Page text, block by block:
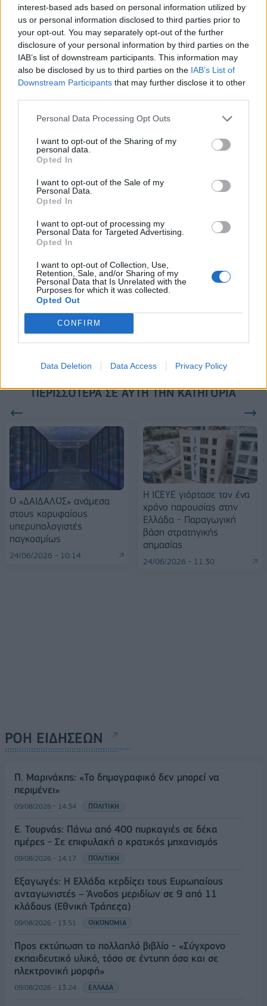
interest-based ads based on personal information utilized by
us or personal information disclosed to third parties prior to
your opt-out. You may separately opt-out of the further
disclosure of your personal information by third parties on the
IAB’s list of downstream participants. This information may
also be disclosed by us to third parties on the IAB’s List of
Downstream Participants that may further disclose it to other
Personal Data Processing Opt Outs
I want to opt-out of the Sharing of my
personal data.
Opted In
I want to opt-out of the Sale of my
Personal Data.
Opted In
I want to opt-out of processing my
Personal Data for Targeted Advertising.
Opted In
I want to opt-out of Collection, Use,
Retention, Sale, and/or Sharing of my
Personal Data that Is Unrelated with the
Purposes for which it was collected.
Opted Out
CONFIRM
Data Deletion Data Access Privacy Policy
Ελληνική Αναπτυξιακή Τράπεζα:
Με «προίκα» 2 δισ. ευρώ
ανοίγει δρόμο για δάνεια έως 5
δισ. σε μικρομεσαίες
Υπ. Μεταφορών: Οριστική λύση
στο ζήτημα των πινακίδων
κυκλοφορίας - Τέλος στις
χρονοβόρες διαδικασίες
18.990 ευρώ
συνεχίζουν μαζί: Ανανέωση της
FTSE4Good
Alpha Bank: Για πρώτη φορά το Αρχαίο Θέατρο Επιδαύρου άνοιξε τις
πύλες του σε όλους
ΠΕΡΙΣΣΌΤΕΡΑ ΣΕ ΑΥΤΉ ΤΗΝ ΚΑΤΗΓΟΡΊΑ
Ο «ΔΑΙΔΑΛΟΣ» ανάμεσα
στους κορυφαίους
υπερυπολογιστές
παγκοσμίως
24/06/2026 - 10:14
Η ICEYE γιόρτασε τον ένα
χρόνο παρουσίας στην
Ελλάδα - Παραγωγική
βάση στρατηγικής
σημασίας
24/06/2026 - 11:30
ΡΟΗ ΕΙΔΗΣΕΩΝ
Π. Μαρινάκης: «Το δημογραφικό δεν μπορεί να
περιμένει»
09/08/2026 - 14:34 ΠΟΛΙΤΙΚΗ
Ε. Τουρνάς: Πάνω από 400 πυρκαγιές σε δέκα
ημέρες - Σε επιφυλακή ο κρατικός μηχανισμός
09/08/2026 - 14:17 ΠΟΛΙΤΙΚΗ
Εξαγωγές: Η Ελλάδα κερδίζει τους Ευρωπαίους
ανταγωνιστές – Άνοδος μεριδίων σε 9 από 11
κλάδους (Εθνική Τράπεζα)
09/08/2026 - 13:51 ΟΙΚΟΝΟΜΙΑ
Προς εκτύπωση το πολλαπλό βιβλίο - «Σύγχρονο
εκπαιδευτικό υλικό, τόσο σε έντυπη όσο και σε
ηλεκτρονική μορφή»
09/08/2026 - 13:24 ΕΛΛΑΔΑ